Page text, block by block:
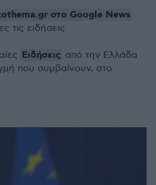
στο Google News
τις ειδήσεις
Ειδήσεις από την Ελλάδα
που συμβαίνουν, στο